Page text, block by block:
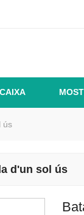
CAIXA
ús
d'un sol ús